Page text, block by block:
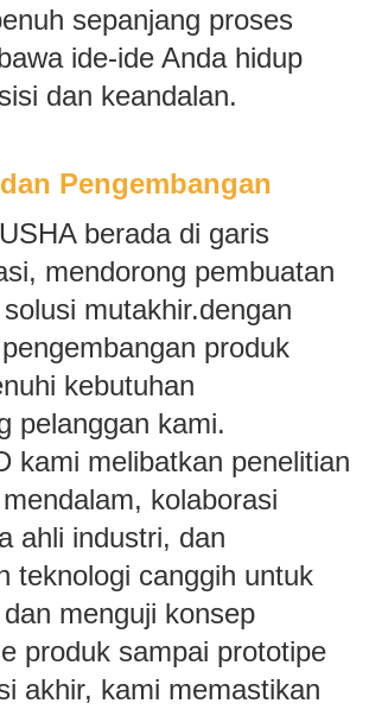
sepanjang proses
ide-ide Anda hidup
dan keandalan.
Pengembangan
berada di garis
mendorong pembuatan
mutakhir.dengan
produk
kebutuhan
pelanggan kami.
kami melibatkan penelitian
kolaborasi
ahli industri, dan
teknologi canggih untuk
menguji konsep
produk sampai prototipe
akhir, kami memastikan